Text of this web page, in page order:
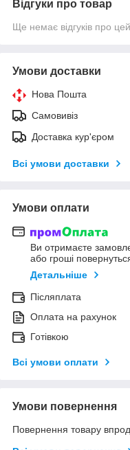
Відгуки про товар
Ще немає відгуків про
Умови доставки
Нова Пошта
Самовивіз
Доставка кур'єром
Всі умови доставки
Умови оплати
Ви отримаєте
або гроші
Детальніше
Післяплата
Оплата на рахунок
Готівкою
Всі умови оплати
Умови повернення
Повернення товару